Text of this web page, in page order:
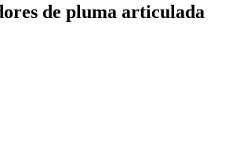
de pluma articulada